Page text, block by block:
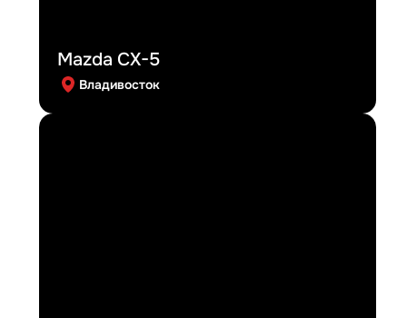
Mazda CX-5
Владивосток